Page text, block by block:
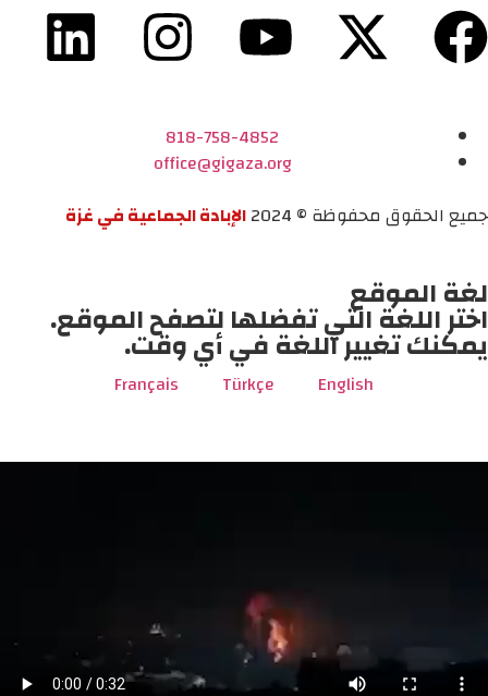
818-758-4852
office@gigaza.org
جميع الحقوق محفوظة © 2024
الإبادة الجماعية في غزة
لغة الموقع
اختر اللغة التي تفضلها لتصفح الموقع.
يمكنك تغيير اللغة في أي وقت.
English
Türkçe
Français